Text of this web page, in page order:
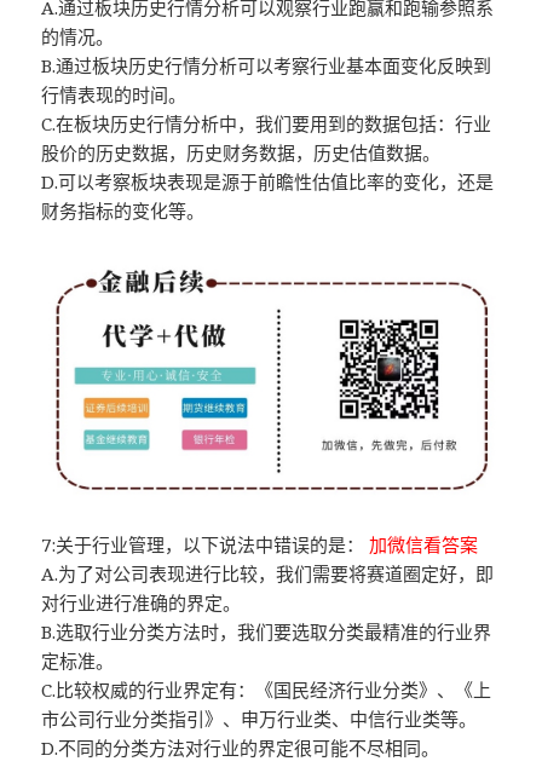
A.通过板块历史行情分析可以观察行业跑赢和跑输参照系
的情况。
B.通过板块历史行情分析可以考察行业基本面变化反映到
行情表现的时间。
C.在板块历史行情分析中，我们要用到的数据包括：行业
股价的历史数据，历史财务数据，历史估值数据。
D.可以考察板块表现是源于前瞻性估值比率的变化，还是
财务指标的变化等。
7:关于行业管理，以下说法中错误的是：加微信看答案
A.为了对公司表现进行比较，我们需要将赛道圈定好，即
对行业进行准确的界定。
B.选取行业分类方法时，我们要选取分类最精准的行业界
定标准。
C.比较权威的行业界定有：《国民经济行业分类》、《上
市公司行业分类指引》、申万行业类、中信行业类等。
D.不同的分类方法对行业的界定很可能不尽相同。